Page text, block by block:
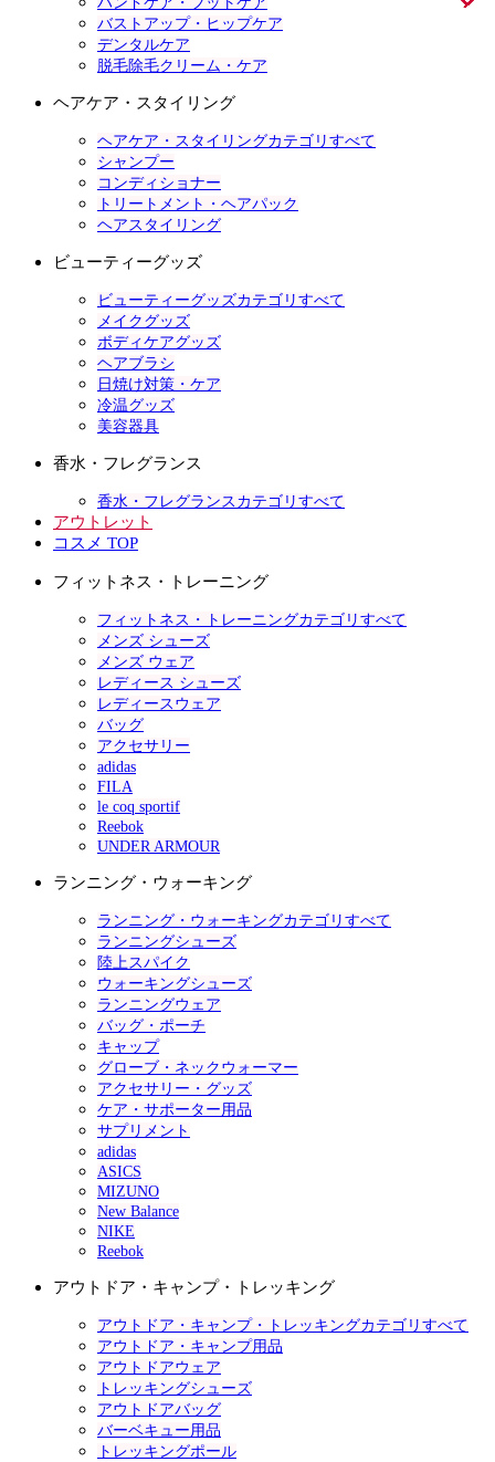
バストアップ・ヒップケア
デンタルケア
脱毛除毛クリーム・ケア
ヘアケア・スタイリング
ヘアケア・スタイリングカテゴリすべて
シャンプー
コンディショナー
トリートメント・ヘアパック
ヘアスタイリング
ビューティーグッズ
ビューティーグッズカテゴリすべて
メイクグッズ
ボディケアグッズ
ヘアブラシ
日焼け対策・ケア
冷温グッズ
美容器具
香水・フレグランス
香水・フレグランスカテゴリすべて
アウトレット
コスメ TOP
フィットネス・トレーニング
フィットネス・トレーニングカテゴリすべて
メンズ シューズ
メンズ ウェア
レディース シューズ
レディースウェア
バッグ
アクセサリー
adidas
FILA
le coq sportif
Reebok
UNDER ARMOUR
ランニング・ウォーキング
ランニング・ウォーキングカテゴリすべて
ランニングシューズ
陸上スパイク
ウォーキングシューズ
ランニングウェア
バッグ・ポーチ
キャップ
グローブ・ネックウォーマー
アクセサリー・グッズ
ケア・サポーター用品
サプリメント
adidas
ASICS
MIZUNO
New Balance
NIKE
Reebok
アウトドア・キャンプ・トレッキング
アウトドア・キャンプ・トレッキングカテゴリすべて
アウトドア・キャンプ用品
アウトドアウェア
トレッキングシューズ
アウトドアバッグ
バーベキュー用品
トレッキングポール